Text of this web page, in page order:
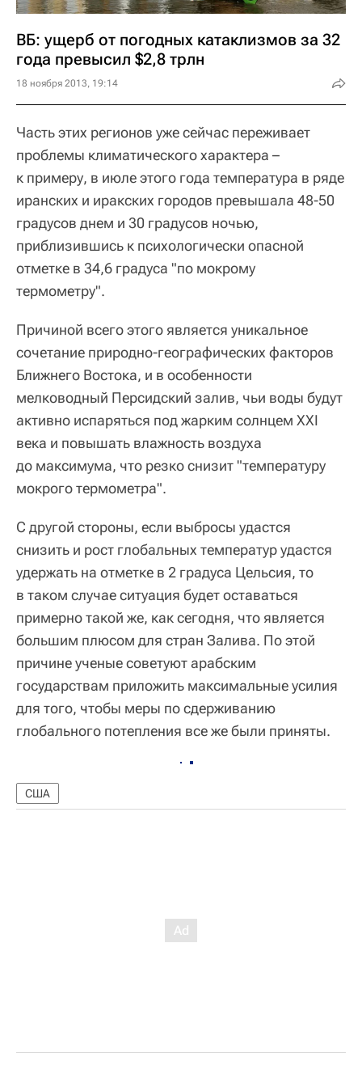
ВБ: ущерб от погодных катаклизмов за 32
года превысил $2,8 трлн
18 ноября 2013, 19:14
Часть этих регионов уже сейчас переживает
проблемы климатического характера –
к примеру, в июле этого года температура в ряде
иранских и иракских городов превышала 48-50
градусов днем и 30 градусов ночью,
приблизившись к психологически опасной
отметке в 34,6 градуса "по мокрому
термометру".
Причиной всего этого является уникальное
сочетание природно-географических факторов
Ближнего Востока, и в особенности
мелководный Персидский залив, чьи воды будут
активно испаряться под жарким солнцем XXI
века и повышать влажность воздуха
до максимума, что резко снизит "температуру
мокрого термометра".
С другой стороны, если выбросы удастся
снизить и рост глобальных температур удастся
удержать на отметке в 2 градуса Цельсия, то
в таком случае ситуация будет оставаться
примерно такой же, как сегодня, что является
большим плюсом для стран Залива. По этой
причине ученые советуют арабским
государствам приложить максимальные усилия
для того, чтобы меры по сдерживанию
глобального потепления все же были приняты.
США